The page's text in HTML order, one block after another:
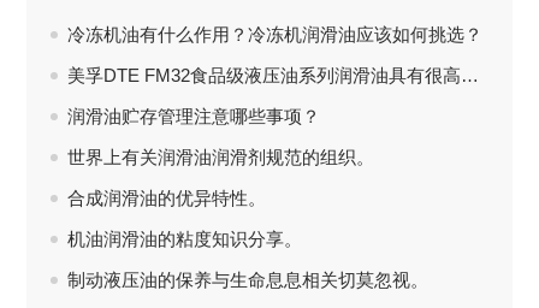
冷冻机油有什么作用？冷冻机润滑油应该如何挑选？
美孚DTE FM32食品级液压油系列润滑油具有很高的收视率。
润滑油贮存管理注意哪些事项？
世界上有关润滑油润滑剂规范的组织。
合成润滑油的优异特性。
机油润滑油的粘度知识分享。
制动液压油的保养与生命息息相关切莫忽视。